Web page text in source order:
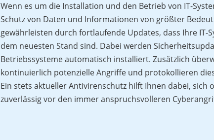
Wenn es um die Installation und den Betrieb von IT-
Schutz von Daten und Informationen von größter
gewährleisten durch fortlaufende Updates, dass Ihre IT-
dem neuesten Stand sind. Dabei werden
Betriebssysteme automatisch installiert. Zusätzlich
kontinuierlich potenzielle Angriffe und protokollieren
Ein stets aktueller Antivirenschutz hilft Ihnen dabei, sich
zuverlässig vor den immer anspruchsvolleren